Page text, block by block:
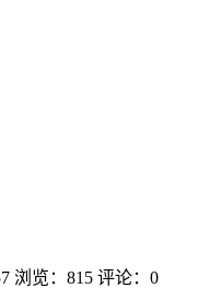
浏览：815 评论：0